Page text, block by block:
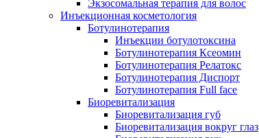
Экзосомальная терапия для волос
Инъекционная косметология
Ботулинотерапия
Инъекции ботулотоксина
Ботулинотерапия Ксеомин
Ботулинотерапия Релатокс
Ботулинотерапия Диспорт
Ботулинотерапия Full face
Биоревитализация
Биоревитализация губ
Биоревитализация вокруг глаз